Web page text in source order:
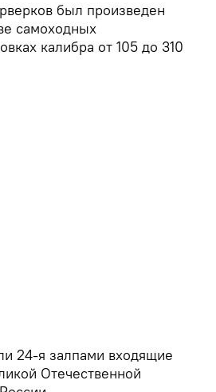
был произведен
самоходных
калибра от 105 до 310
24-я залпами входящие
Отечественной